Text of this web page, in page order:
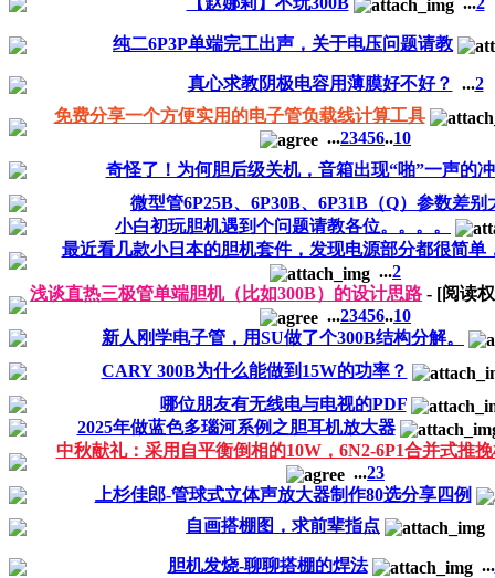
纯二6P3P单端完工出声，关于电压问题请教
真心求教阴极电容用薄膜好不好？ ...2
免费分享一个方便实用的电子管负载线计算工具
...23456..10
奇怪了！为何胆后级关机，音箱出现“啪”一声的
微型管6P25B、6P30B、6P31B（Q）参数差别
小白初玩胆机遇到个问题请教各位。。。。
最近看几款小日本的胆机套件，发现电源部分都很简单
...2
浅谈直热三极管单端胆机（比如300B）的设计思路 - [阅读
...23456..10
新人刚学电子管，用SU做了个300B结构分解。
CARY 300B为什么能做到15W的功率？
哪位朋友有无线电与电视的PDF
2025年做蓝色多瑙河系例之胆耳机放大器
中秋献礼：采用自平衡倒相的10W，6N2-6P1合并式推
...23
上杉佳郎-管球式立体声放大器制作80选分享四例
自画搭棚图，求前辈指点
胆机发烧-聊聊搭棚的焊法 ...